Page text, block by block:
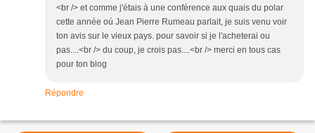
<br /> et comme j'étais à une conférence aux quais du polar
cette année oú Jean Pierre Rumeau parlait, je suis venu voir
ton avis sur le vieux pays. pour savoir si je l'acheterai ou
pas....<br /> du coup, je crois pas....<br /> merci en tous cas
pour ton blog
Répondre